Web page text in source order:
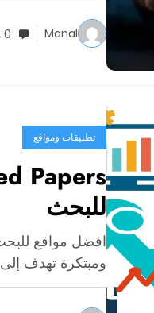
Manal 0 تعليقات
تطبيقات ومواقع
للبحث
ومبتكرة تهدف